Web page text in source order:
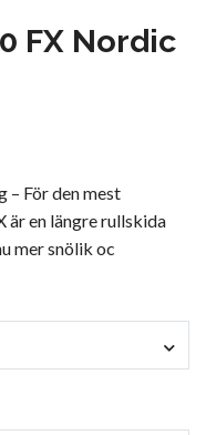
FX Nordic
– För den mest
är en längre rullskida
mer snölik oc